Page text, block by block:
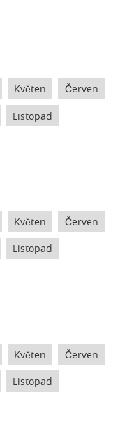
Květen Červen
Listopad
Květen Červen
Listopad
Květen Červen
Listopad